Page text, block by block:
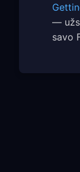
—
savo